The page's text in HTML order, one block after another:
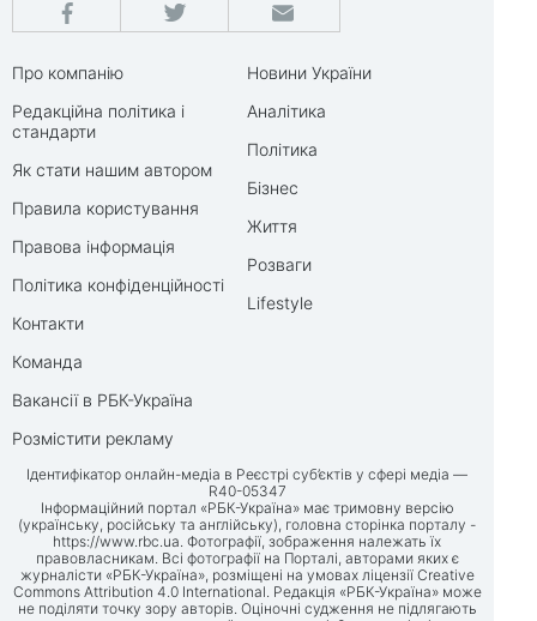
Про компанію
Редакційна політика і
стандарти
Як стати нашим автором
Правила користування
Правова інформація
Політика конфіденційності
Контакти
Команда
Вакансії в РБК-Україна
Розмістити рекламу
Новини України
Аналітика
Політика
Бізнес
Життя
Розваги
Lifestyle
Ідентифікатор онлайн-медіа в Реєстрі суб’єктів у сфері медіа —
R40-05347
Інформаційний портал «РБК-Україна» має тримовну версію
(українську, російську та англійську), головна сторінка порталу -
https://www.rbc.ua. Фотографії, зображення належать їх
правовласникам. Всі фотографії на Порталі, авторами яких є
журналісти «РБК-Україна», розміщені на умовах ліцензії Creative
Commons Attribution 4.0 International. Редакція «РБК-Україна» може
не поділяти точку зору авторів. Оціночні судження не підлягають